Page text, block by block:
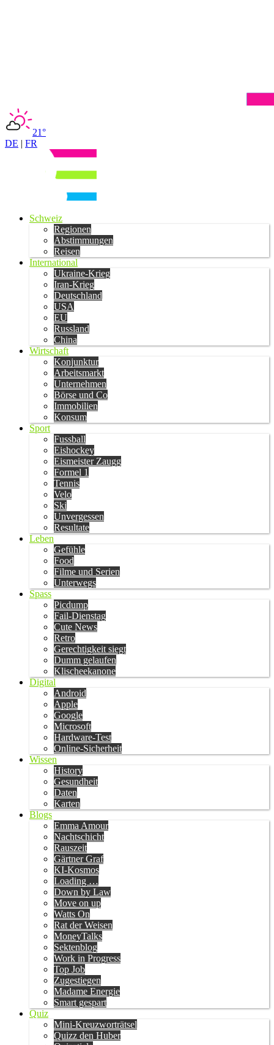
21°
DE | FR
Schweiz
Regionen
Abstimmungen
Reisen
International
Ukraine-Krieg
Iran-Krieg
Deutschland
USA
EU
Russland
China
Wirtschaft
Konjunktur
Arbeitsmarkt
Unternehmen
Börse und Co
Immobilien
Konsum
Sport
Fussball
Eishockey
Eismeister Zaugg
Formel 1
Tennis
Velo
Ski
Unvergessen
Resultate
Leben
Gefühle
Food
Filme und Serien
Unterwegs
Spass
Picdump
Fail-Dienstag
Cute News
Retro
Gerechtigkeit siegt
Dumm gelaufen
Klischeekanone
Digital
Android
Apple
Google
Microsoft
Hardware-Test
Online-Sicherheit
Wissen
History
Gesundheit
Daten
Karten
Blogs
Emma Amour
Nachtschicht
Rauszeit
Gärtner Graf
KI-Kosmos
Loading …
Down by Law
Move on up
Watts On
Rat der Weisen
MoneyTalks
Sektenblog
Work in Progress
Top Job
Zugestiegen
Madame Energie
Smart gespart
Quiz
Mini-Kreuzworträtsel
Quizz den Huber